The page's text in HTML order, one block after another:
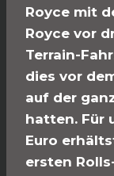
Royce mit
Royce vor
Terrain-
dies vor
auf der
hatten. Für
Euro
ersten